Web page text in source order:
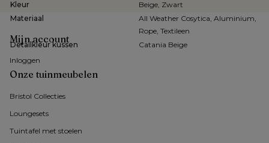
Kleur
Beige, Zwart
Materiaal
All Weather Cosytica, Aluminium,
Rope, Textileen
Detailkleur kussen
Catania Beige
Onze tuinmeubelen
Bristol Collecties
Loungesets
Tuintafel met stoelen
Mijn account
Inloggen